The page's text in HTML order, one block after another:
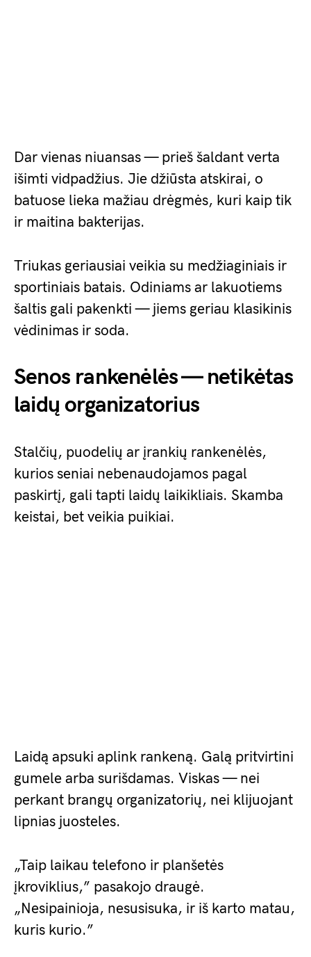
Dar vienas niuansas — prieš šaldant verta
išimti vidpadžius. Jie džiūsta atskirai, o
batuose lieka mažiau drėgmės, kuri kaip tik
ir maitina bakterijas.
Triukas geriausiai veikia su medžiaginiais ir
sportiniais batais. Odiniams ar lakuotiems
šaltis gali pakenkti — jiems geriau klasikinis
vėdinimas ir soda.
Senos rankenėlės — netikėtas
laidų organizatorius
Stalčių, puodelių ar įrankių rankenėlės,
kurios seniai nebenaudojamos pagal
paskirtį, gali tapti laidų laikikliais. Skamba
keistai, bet veikia puikiai.
Laidą apsuki aplink rankeną. Galą pritvirtini
gumele arba surišdamas. Viskas — nei
perkant brangų organizatorių, nei klijuojant
lipnias juosteles.
„Taip laikau telefono ir planšetės
įkroviklius,” pasakojo draugė.
„Nesipainioja, nesusisuka, ir iš karto matau,
kuris kurio.”